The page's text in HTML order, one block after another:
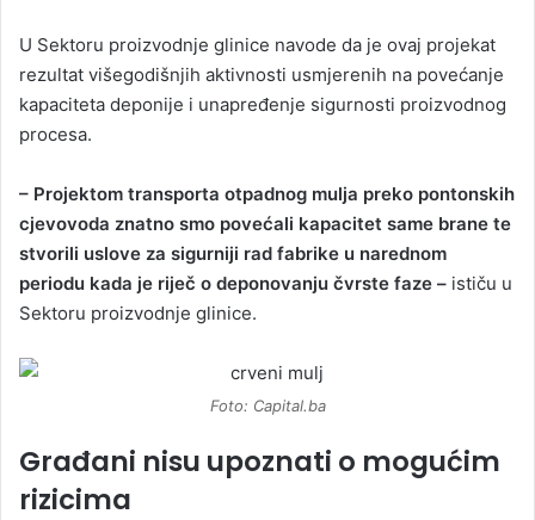
U Sektoru proizvodnje glinice navode da je ovaj projekat
rezultat višegodišnjih aktivnosti usmjerenih na povećanje
kapaciteta deponije i unapređenje sigurnosti proizvodnog
procesa.
– Projektom transporta otpadnog mulja preko pontonskih
cjevovoda znatno smo povećali kapacitet same brane te
stvorili uslove za sigurniji rad fabrike u narednom
periodu kada je riječ o deponovanju čvrste faze – ističu u
Sektoru proizvodnje glinice.
Foto: Capital.ba
Građani nisu upoznati o mogućim
rizicima